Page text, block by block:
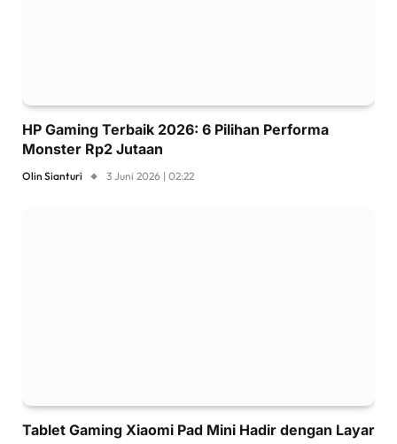
HP Gaming Terbaik 2026: 6 Pilihan Performa
Monster Rp2 Jutaan
Olin Sianturi 3 Juni 2026 | 02:22
Tablet Gaming Xiaomi Pad Mini Hadir dengan Layar